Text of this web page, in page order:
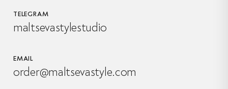
TELEGRAM
maltsevastylestudio
EMAIL
order@maltsevastyle.com